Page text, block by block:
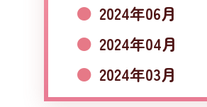
2024年06月
2024年04月
2024年03月